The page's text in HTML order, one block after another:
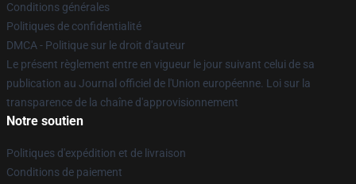
Conditions générales
Politiques de confidentialité
DMCA - Politique sur le droit d'auteur
Le présent règlement entre en vigueur le jour suivant celui de sa
publication au Journal officiel de l'Union européenne. Loi sur la
transparence de la chaîne d'approvisionnement
Notre soutien
Politiques d'expédition et de livraison
Conditions de paiement